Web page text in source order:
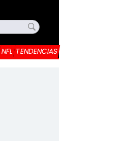
NFL TENDENCIAS